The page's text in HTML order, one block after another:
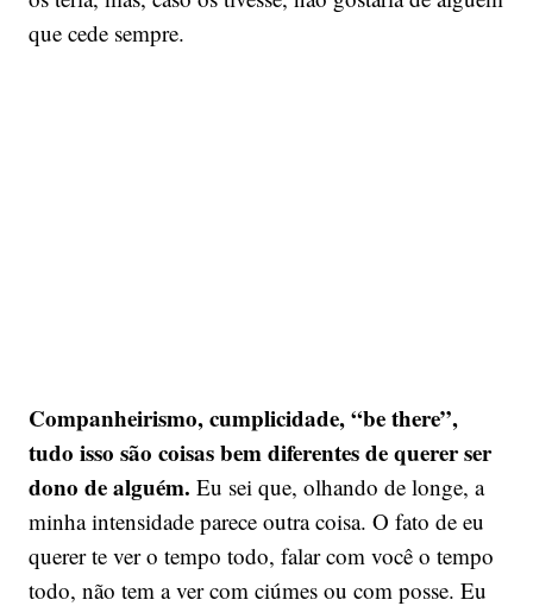
que cede sempre.
Companheirismo, cumplicidade, “be there”,
tudo isso são coisas bem diferentes de querer ser
dono de alguém. Eu sei que, olhando de longe, a
minha intensidade parece outra coisa. O fato de eu
querer te ver o tempo todo, falar com você o tempo
todo, não tem a ver com ciúmes ou com posse. Eu